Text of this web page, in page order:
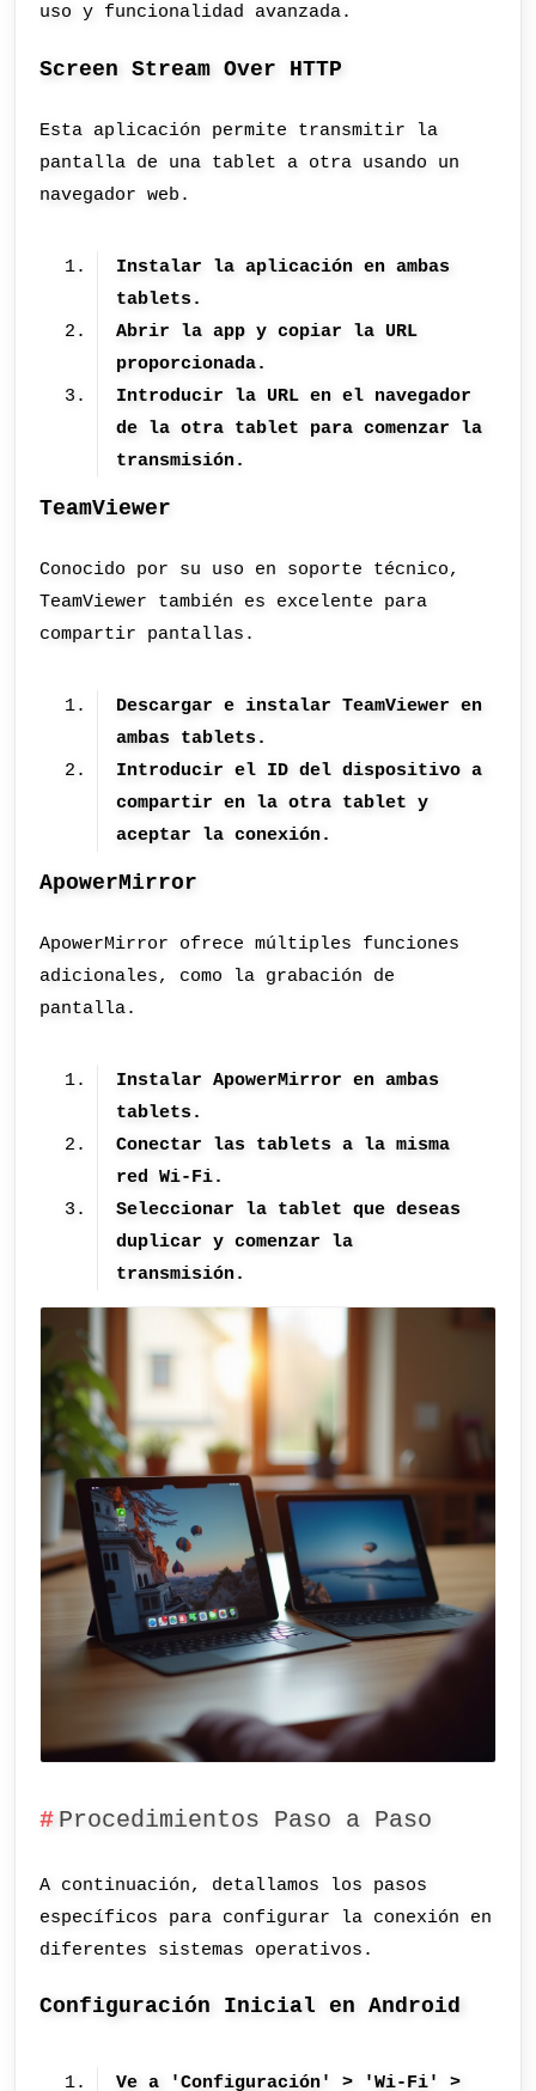
uso y funcionalidad avanzada.
Screen Stream Over HTTP
Esta aplicación permite transmitir la
pantalla de una tablet a otra usando un
navegador web.
Instalar la aplicación en ambas
tablets.
Abrir la app y copiar la URL
proporcionada.
Introducir la URL en el navegador
de la otra tablet para comenzar la
transmisión.
TeamViewer
Conocido por su uso en soporte técnico,
TeamViewer también es excelente para
compartir pantallas.
Descargar e instalar TeamViewer en
ambas tablets.
Introducir el ID del dispositivo a
compartir en la otra tablet y
aceptar la conexión.
ApowerMirror
ApowerMirror ofrece múltiples funciones
adicionales, como la grabación de
pantalla.
Instalar ApowerMirror en ambas
tablets.
Conectar las tablets a la misma
red Wi-Fi.
Seleccionar la tablet que deseas
duplicar y comenzar la
transmisión.
Procedimientos Paso a Paso
A continuación, detallamos los pasos
específicos para configurar la conexión en
diferentes sistemas operativos.
Configuración Inicial en Android
Ve a 'Configuración' > 'Wi-Fi' >